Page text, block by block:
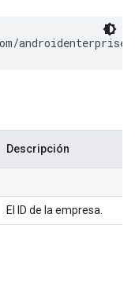
Descripción
El ID de la empresa.